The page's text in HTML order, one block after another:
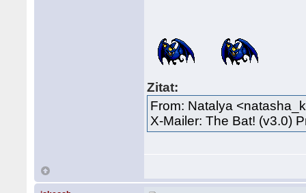
Zitat:
From: Natalya
X-Mailer: The Bat! (v3.0)